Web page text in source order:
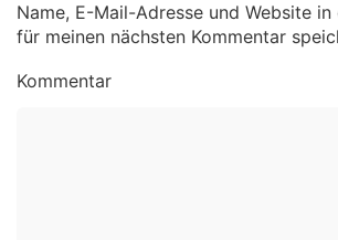
Name, E-Mail-Adresse und Website
für meinen nächsten Kommentar
Kommentar